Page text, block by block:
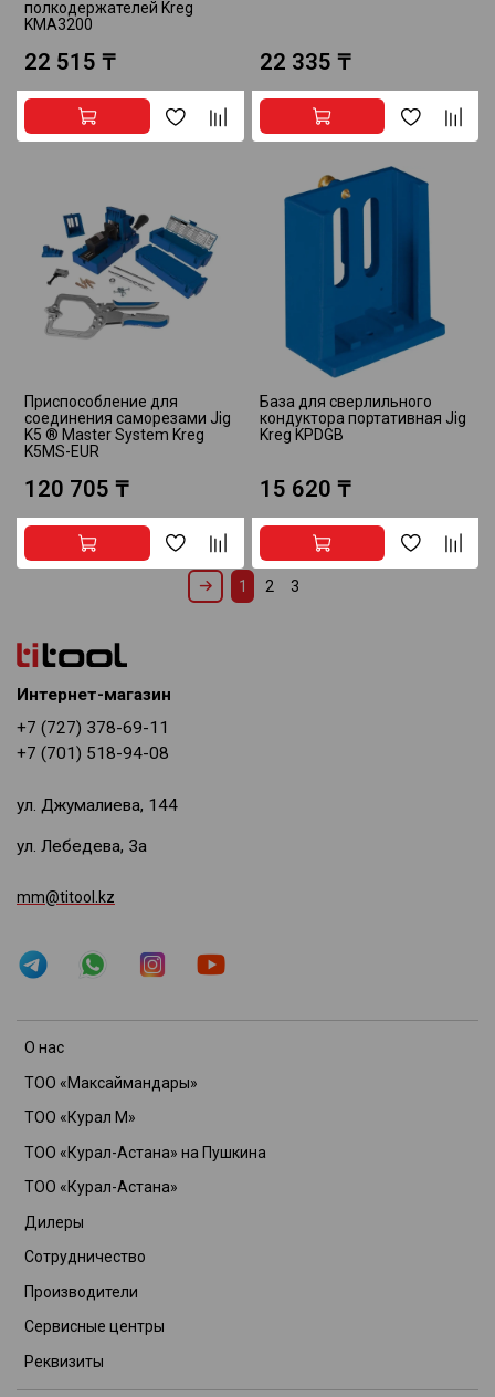
полкодержателей Kreg
KMA3200
22 515 ₸ 22 335 ₸
Приспособление для
соединения саморезами Jig
K5 ® Master System Kreg
K5MS-EUR
120 705 ₸
База для сверлильного
кондуктора портативная Jig
Kreg KPDGB
15 620 ₸
1 2 3
О нас
ТОО «Максаймандары»
ТОО «Курал М»
ТОО «Курал-Астана» на Пушкина
ТОО «Курал-Астана»
Дилеры
Сотрудничество
Производители
Сервисные центры
Реквизиты
Интернет-магазин
+7 (727) 378-69-11
+7 (701) 518-94-08
ул. Джумалиева, 144
ул. Лебедева, 3а
mm@titool.kz